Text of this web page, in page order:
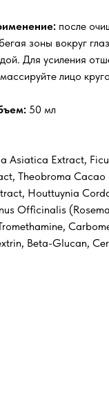
после
зоны вокруг
Для усиления
лицо
50 мл
Extract,
Theobroma
Houttuynia
Officinalis
Beta-Glucan,